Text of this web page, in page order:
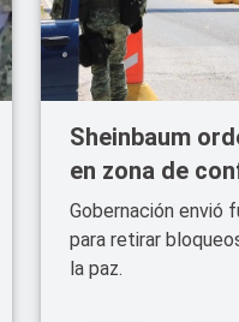
Sheinbaum
en zona de
Gobernación envió
para retirar
la paz.